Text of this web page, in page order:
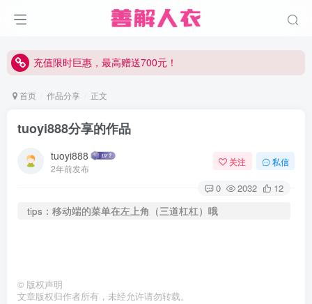
充值限时巨惠，最高赠送700元！
充值限时巨惠，最高赠送700元！
首页 作品分享 正文
tuoyi888分享的作品
tuoyi888
2年前发布
关注 私信
0 2032
12
tips：移动端的菜单在左上角（三道杠杠）哦
© 版权声明
文章版权归作者所有，未经允许请勿转载。